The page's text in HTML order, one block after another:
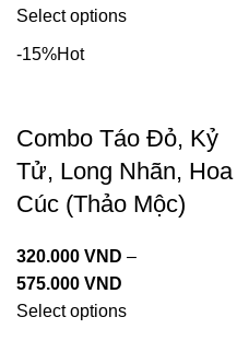
Select options
-15%Hot
Combo Táo Đỏ, Kỷ
Tử, Long Nhãn, Hoa
Cúc (Thảo Mộc)
320.000 VND –
575.000 VND
Select options